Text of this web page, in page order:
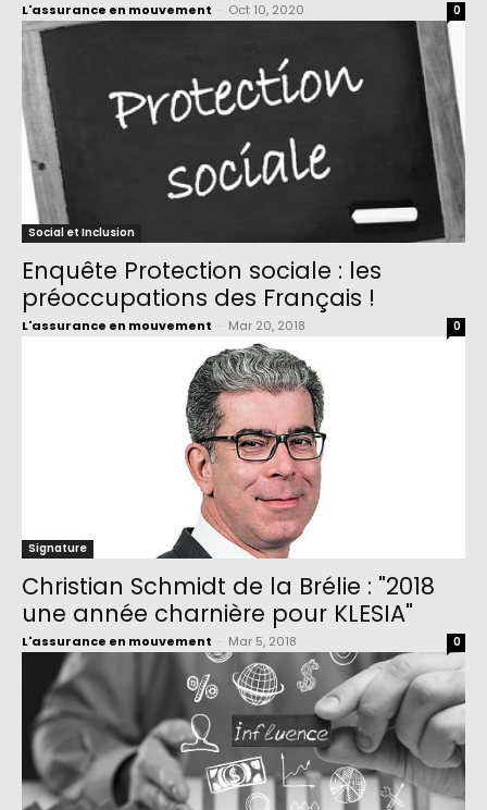
L'assurance en mouvement Oct 10, 2020 0
Social et Inclusion
Enquête Protection sociale : les
préoccupations des Français !
L'assurance en mouvement Mar 20, 2018 0
Signature
Christian Schmidt de la Brélie : "2018
une année charnière pour KLESIA"
L'assurance en mouvement Mar 5, 2018 0